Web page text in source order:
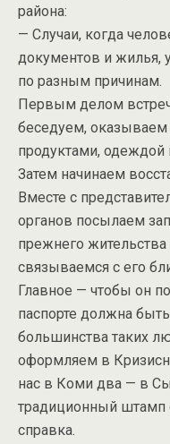
района:
— Случаи, когда
документов и жилья,
по разным причинам.
Первым делом
беседуем,
продуктами, одеждой
Затем начинаем
Вместе с
органов посылаем
прежнего
связываемся с его
Главное — чтобы он
паспорте должна
большинства таких
оформляем в
нас в Коми два — в
традиционный штамп
справка.